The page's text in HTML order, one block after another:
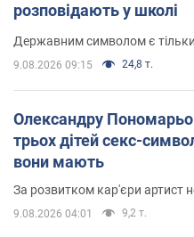
розповідають у школі
Державним символом є тільки
9.08.2026 09:15 24,8 т.
Олександру
трьох дітей секс-
вони мають
За розвитком кар'єри артист
9.08.2026 04:01 9,2 т.